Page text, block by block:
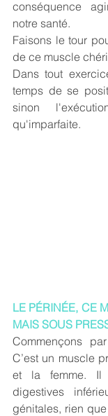
conséquence
notre santé.
Faisons le tour
de ce muscle
Dans tout
temps de se
sinon
qu'imparfaite.
LE PÉRINÉE, CE
MAIS SOUS
Commençons
C’est un muscle
et la femme. Il
digestives
génitales, rien